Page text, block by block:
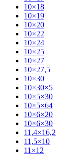
10×18
10×19
10×20
10×22
10×24
10×25
10×27
10×27,5
10×30
10×30×5
10×5×30
10×5×64
10×6×20
10×6×30
11,4×16,2
11,5×10
11×12